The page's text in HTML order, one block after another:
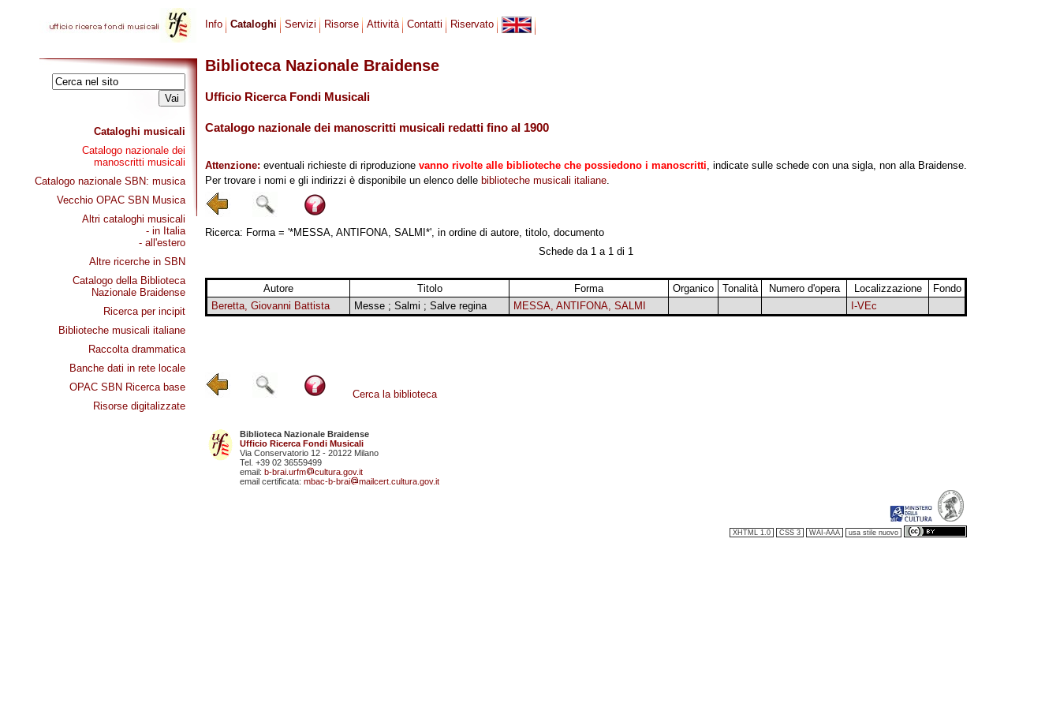
Cataloghi musicali
Catalogo nazionale dei
manoscritti musicali
Catalogo nazionale SBN: musica
Vecchio OPAC SBN Musica
Altri cataloghi musicali
- in Italia
- all'estero
Altre ricerche in SBN
Catalogo della Biblioteca
Nazionale Braidense
Ricerca per incipit
Biblioteche musicali italiane
Raccolta drammatica
Banche dati in rete locale
OPAC SBN Ricerca base
Risorse digitalizzate
Info Cataloghi Servizi Risorse Attività Contatti Riservato
Biblioteca Nazionale Braidense
Ufficio Ricerca Fondi Musicali
Catalogo nazionale dei manoscritti musicali redatti fino al 1900
Attenzione: eventuali richieste di riproduzione vanno rivolte alle biblioteche che possiedono i manoscritti, indicate sulle schede con una sigla, non alla Braidense.
Per trovare i nomi e gli indirizzi è disponibile un elenco delle biblioteche musicali italiane.
Ricerca: Forma = '*MESSA, ANTIFONA, SALMI*', in ordine di autore, titolo, documento
Schede da 1 a 1 di 1
Autore Titolo Forma Organico Tonalità Numero d'opera Localizzazione
Fondo
Beretta, Giovanni Battista
Messe ; Salmi ; Salve regina MESSA, ANTIFONA, SALMI I-VEc
Cerca la biblioteca
Biblioteca Nazionale Braidense
Ufficio Ricerca Fondi Musicali
Via Conservatorio 12 - 20122 Milano
Tel. +39 02 36559499
email: b-brai.urfm
cultura.gov.it
email certificata: mbac-b-brai mailcert.cultura.gov.it
XHTML 1.0 CSS 3 WAI-AAA usa stile nuovo